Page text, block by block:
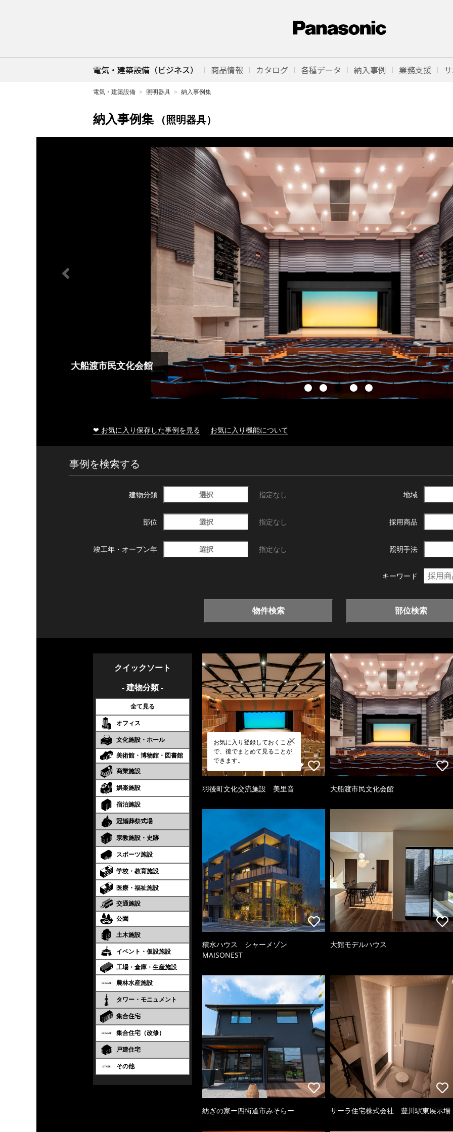
電気・建築設備（ビジネス） 商品情報 カタログ 各種データ 納入事例 業務支援
電気・建築設備 照明器具 納入事例集
納入事例集 （照明器具）
大船渡市民文化会館
❤ お気に入り保存した事例を見る お気に入り機能について
事例を検索する
建物分類 選択 指定なし 地域
部位 選択 指定なし 採用商品
竣工年・ オープン年 選択 指定なし 照明手法
キーワード
物件検索 部位検索
クイックソート
- 建物分類 -
全て見る
オフィス
文化施設・ホール
美術館・博物館・図書館
商業施設
娯楽施設
宿泊施設
冠婚葬祭式場
宗教施設・史跡
スポーツ施設
学校・教育施設
医療・福祉施設
交通施設
公園
土木施設
イベント・仮設施設
工場・倉庫・生産施設
農林水産施設
タワー・モニュメント
集合住宅
集合住宅（改修）
戸建住宅
その他
お気に入り登録しておくこと
で、後でまとめて見ることが
できます。
羽後町文化交流施設 美里音 大船渡市民文化会館
積水ハウス シャーメゾン
MAISONEST
大館モデルハウス
紡ぎの家ー四街道市みそらー サーラ住宅株式会社 豊川駅東展示場